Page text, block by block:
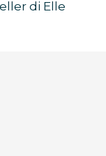
di Elle